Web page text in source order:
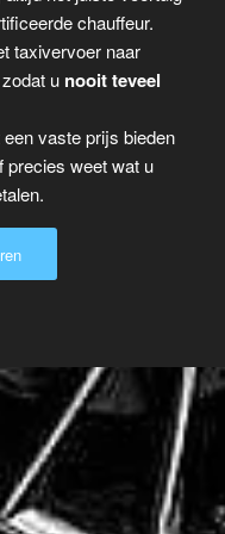
chauffeur.
taxivervoer naar
u nooit teveel
vaste prijs bieden
precies weet wat u